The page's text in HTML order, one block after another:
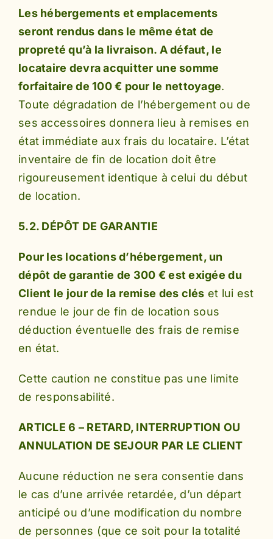
Les hébergements et emplacements
seront rendus dans le même état de
propreté qu’à la livraison. A défaut, le
locataire devra acquitter une somme
forfaitaire de 100 € pour le nettoyage.
Toute dégradation de l’hébergement ou de
ses accessoires donnera lieu à remises en
état immédiate aux frais du locataire. L’état
inventaire de fin de location doit être
rigoureusement identique à celui du début
de location.
5.2. DÉPÔT DE GARANTIE
Pour les locations d’hébergement, un
dépôt de garantie de 300 € est exigée du
Client le jour de la remise des clés et lui est
rendue le jour de fin de location sous
déduction éventuelle des frais de remise
en état.
Cette caution ne constitue pas une limite
de responsabilité.
ARTICLE 6 – RETARD, INTERRUPTION OU
ANNULATION DE SEJOUR PAR LE CLIENT
Aucune réduction ne sera consentie dans
le cas d’une arrivée retardée, d’un départ
anticipé ou d’une modification du nombre
de personnes (que ce soit pour la totalité